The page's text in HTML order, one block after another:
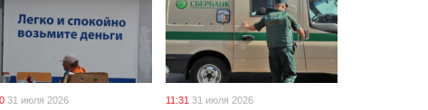
31 июля 2026 11:31 31 июля 2026